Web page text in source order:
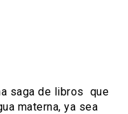
saga de libros que
materna, ya sea